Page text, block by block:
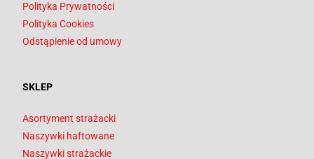
Polityka Prywatności
Polityka Cookies
Odstąpienie od umowy
SKLEP
Asortyment strażacki
Naszywki haftowane
Naszywki strażackie